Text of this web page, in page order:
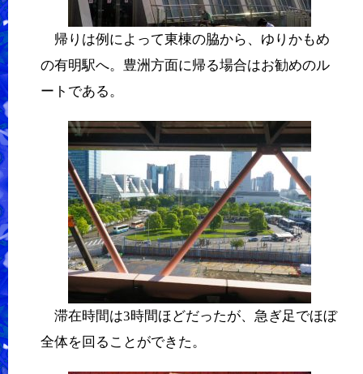
帰りは例によって東棟の脇から、ゆりかもめ
の有明駅へ。豊洲方面に帰る場合はお勧めのル
ートである。
滞在時間は3時間ほどだったが、急ぎ足でほぼ
全体を回ることができた。